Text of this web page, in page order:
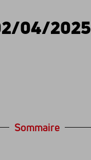
04/2025
Sommaire